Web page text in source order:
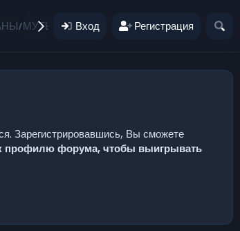
МУТЫ ПОЖЕРТВОВАНИЯ
Вход Регистрация
Зарегистрировавшись, Вы сможете
к профилю форума, чтобы выигрывать